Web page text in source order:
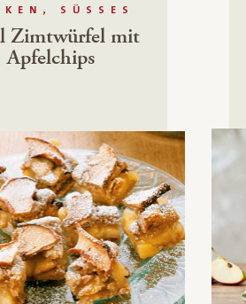
SÜSSES
Zimtwürfel mit
Apfelchips